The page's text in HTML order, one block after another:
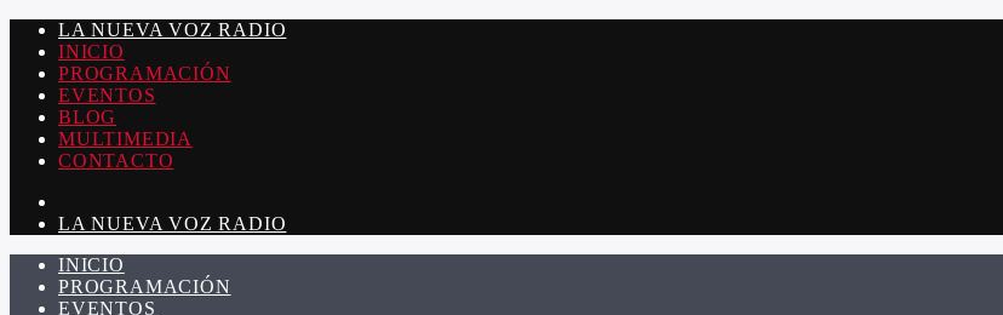
LA NUEVA VOZ RADIO
INICIO
PROGRAMACIÓN
EVENTOS
BLOG
MULTIMEDIA
CONTACTO
LA NUEVA VOZ RADIO
INICIO
PROGRAMACIÓN
EVENTOS